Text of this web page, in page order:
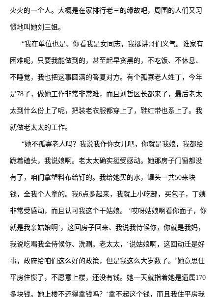
火火的一个人。大概是在家排行老三的缘故吧，周围的人们又习
惯地叫她刘三姐。
“我在单位也是、你看我是女同志，我挺讲哥们义气。谁家有
困难呢，只要我能做到的，甚至起早贪黑的，不吃饭、不休息、
不睡觉，我也把这事圆满的答复对方。有个孤寡老人姓丁，今年
是78 了，做她工作非常非常难，而且刘哲区长都来了，最后老太
太到什么份上了呢，把装老衣服都穿上了，鞋红带也系上了。我
就做老太太的工作。
“她不孤寡老人吗？我说我作你女儿吧，你就是我娘，我都给
跪着磕头，我说娘啊。老太太确实挺受感动。她那房子门窗都没
有了，咱们拿塑料布给钉的。我给她买的水，罐头一共50来块
钱，全我个人拿的。我6点多起来，我就上小吃部，买包子，丁姨
非常受感动，而且认可我这个干姑娘。 ‘哎呀姑娘啊看你面子，你
就是我亲姑娘啊’，这回房子回来、我说我侍候你，你就是我妈，
我说吃喝我全侍候你、洗涮。老太太，‘说姑娘啊，这回动迁是好
事，政府给咱们这么好的政策，但是我这么大岁数了。’她意思住
平房住惯了，不愿意上楼，还没有钱。她一天就指着她是遗属170
多块钱。她上楼不还得拿钱吗？‘拿不起这个钱，而且我住平房我